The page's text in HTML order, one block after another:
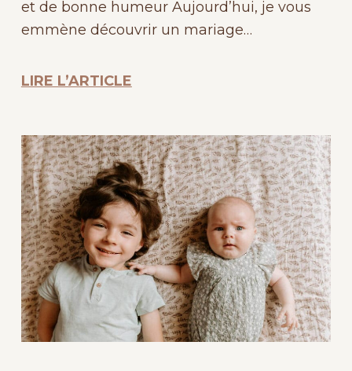
et de bonne humeur Aujourd’hui, je vous
emmène découvrir un mariage…
LIRE L’ARTICLE